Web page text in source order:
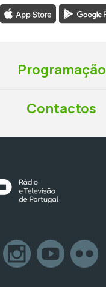
Programação
Contactos